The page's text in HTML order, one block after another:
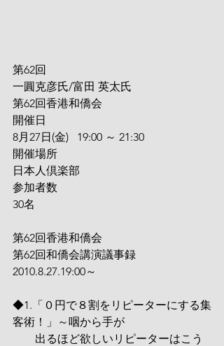
第62回
一圓克彦氏/富田 英太氏
第62回香港和僑会
開催日
8月27日(金)   19:00 ～ 21:30
開催場所
日本人倶楽部
参加者数
30名
第62回香港和僑会
第62回和僑会講演議事録
2010.8.27.19:00～
◆1.「０円で８割をリピーターにする集
客術！」～咽から手が
出るほど欲しいリピーターはこう